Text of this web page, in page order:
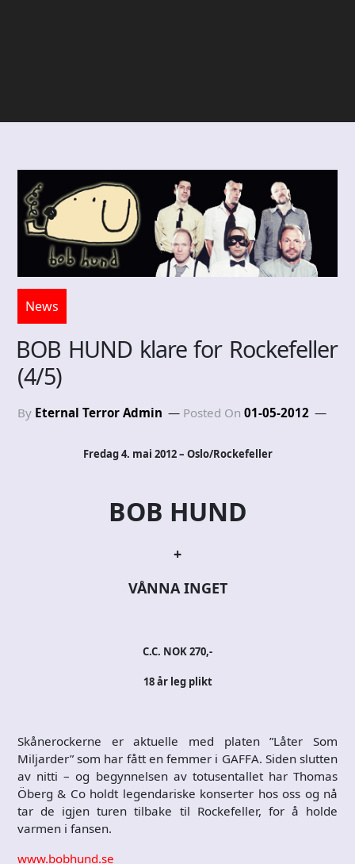
News
BOB HUND klare for Rockefeller
(4/5)
By Eternal Terror Admin Posted On 01-05-2012
Fredag 4. mai 2012 – Oslo/Rockefeller
BOB HUND
+
VÅNNA INGET
C.C. NOK 270,-
18 år leg plikt
Skånerockerne er aktuelle med platen ”Låter Som
Miljarder” som har fått en femmer i GAFFA. Siden slutten
av nitti – og begynnelsen av totusentallet har Thomas
Öberg & Co holdt legendariske konserter hos oss og nå
tar de igjen turen tilbake til Rockefeller, for å holde
varmen i fansen.
www.bobhund.se